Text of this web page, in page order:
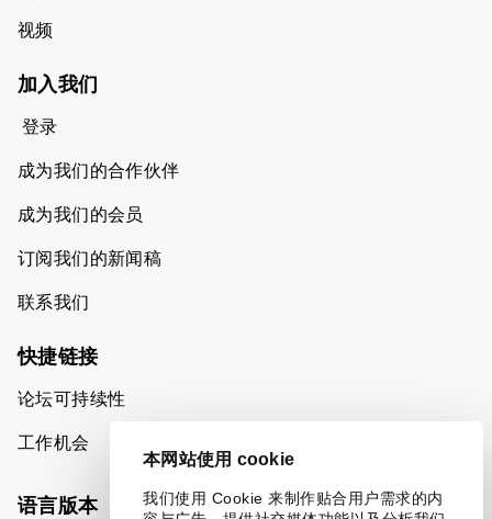
本网站使用 cookie
我们使用 Cookie 来制作贴合用户需求的内
视频
加入我们
登录
成为我们的合作伙伴
成为我们的会员
订阅我们的新闻稿
联系我们
快捷链接
论坛可持续性
工作机会
语言版本